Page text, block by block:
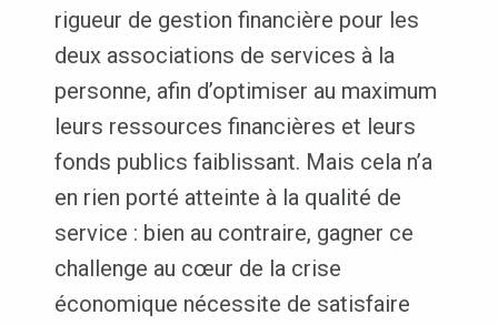
rigueur de gestion financière pour les
deux associations de services à la
personne, afin d’optimiser au maximum
leurs ressources financières et leurs
fonds publics faiblissant. Mais cela n’a
en rien porté atteinte à la qualité de
service : bien au contraire, gagner ce
challenge au cœur de la crise
économique nécessite de satisfaire